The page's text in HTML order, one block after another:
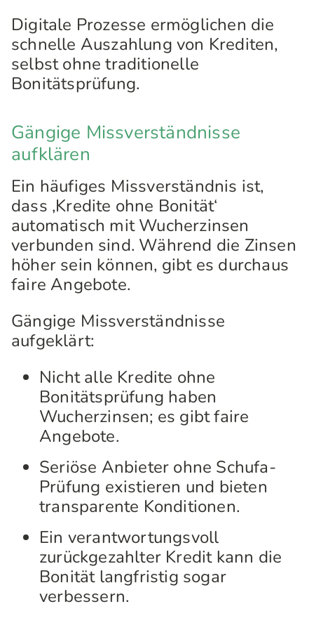
Digitale Prozesse ermöglichen die
schnelle Auszahlung von Krediten,
selbst ohne traditionelle
Bonitätsprüfung.
Gängige Missverständnisse
aufklären
Ein häufiges Missverständnis ist,
dass ‚Kredite ohne Bonität‘
automatisch mit Wucherzinsen
verbunden sind. Während die Zinsen
höher sein können, gibt es durchaus
faire Angebote.
Gängige Missverständnisse
aufgeklärt:
Nicht alle Kredite ohne
Bonitätsprüfung haben
Wucherzinsen; es gibt faire
Angebote.
Seriöse Anbieter ohne Schufa-
Prüfung existieren und bieten
transparente Konditionen.
Ein verantwortungsvoll
zurückgezahlter Kredit kann die
Bonität langfristig sogar
verbessern.